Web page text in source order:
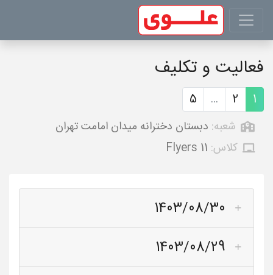
فعالیت و تکلیف
1
2
...
5
شعبه: دبستان دخترانه میدان امامت تهران
کلاس: Flyers 11
1403/08/30
1403/08/29